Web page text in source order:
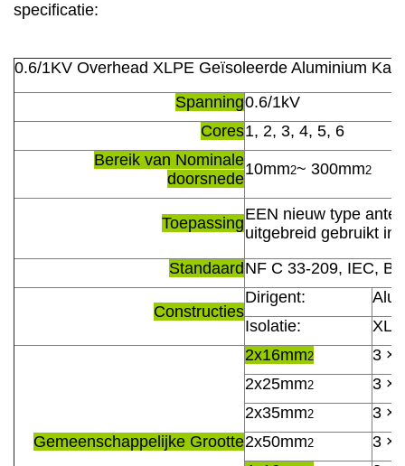
specificatie:
0.6/1KV Overhead XLPE Geïsoleerde Aluminium
Spanning0.6/1kV
Cores1, 2, 3, 4, 5, 6
Bereik van Nominale
doorsnede
10mm2~ 300mm2
ToepassingEEN nieuw type
uitgebreid gebruikt in
Standaard NF C 33-209, IEC,
Constructies
Dirigent:
Isolatie:
Gemeenschappelijke Grootte
2x16mm2
3 ×
2x25mm2
3 ×
2x35mm2
3 ×
2x50mm2
3 ×